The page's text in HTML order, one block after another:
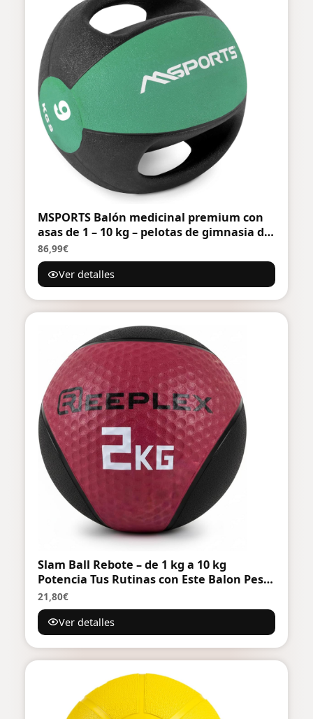
MSPORTS Balón medicinal premium con
asas de 1 – 10 kg – pelotas de gimnasia de
calidad profesional
86,99€
Ver detalles
Slam Ball Rebote – de 1 kg a 10 kg
Potencia Tus Rutinas con Este Balon Peso
ReboteBalón Pro 3kg Balón
Antideslizante para Levantamiento y
balón Medicinal con Bote
21,80€
Ver detalles